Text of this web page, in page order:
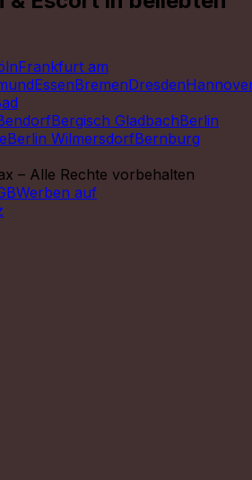
Frankfurt am
EssenBremenDresden
Bergisch GladbachBerlin
Berlin WilmersdorfBernburg
– Alle Rechte vorbehalten
Werben auf